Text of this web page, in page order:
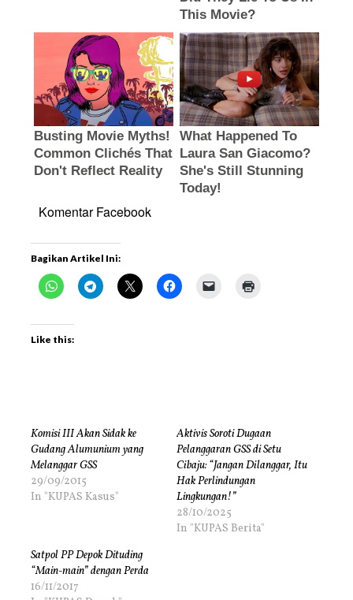
Komentar Facebook
Bagikan Artikel Ini:
Like this:
Komisi III Akan Sidak ke
Gudang Alumunium yang
Melanggar GSS
29/09/2015
In "KUPAS Kasus"
Aktivis Soroti Dugaan
Pelanggaran GSS di Setu
Cibaju: “Jangan Dilanggar, Itu
Hak Perlindungan
Lingkungan!”
28/10/2025
In "KUPAS Berita"
Satpol PP Depok Dituding
“Main-main” dengan Perda
16/11/2017